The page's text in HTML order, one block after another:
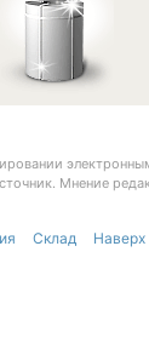
Мнение
Склад Наверх